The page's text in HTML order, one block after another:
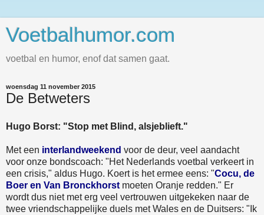
Voetbalhumor.com
voetbal en humor, enof dat samen gaat.
woensdag 11 november 2015
De Betweters
Hugo Borst: "Stop met Blind, alsjeblieft."
Met een interlandweekend voor de deur, veel aandacht
voor onze bondscoach: "Het Nederlands voetbal verkeert in
een crisis," aldus Hugo. Koert is het ermee eens: "Cocu, de
Boer en Van Bronckhorst moeten Oranje redden." Er
wordt dus niet met erg veel vertrouwen uitgekeken naar de
twee vriendschappelijke duels met Wales en de Duitsers: "Ik